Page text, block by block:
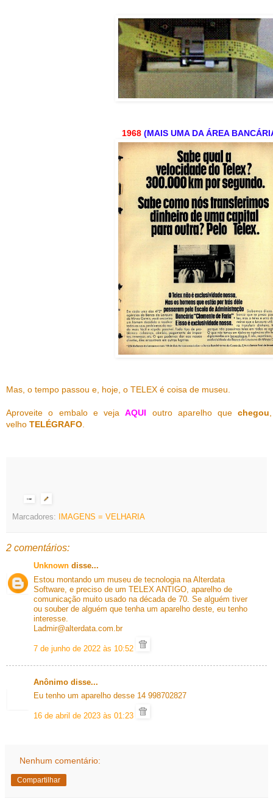
1968(MAIS UMA DA ÁREA
Mas, o tempo passou e, hoje, o TELEX é coisa de museu.
Aproveite o embalo e vejaAQUI outro aparelho quechegou
velho TELÉGRAFO
Marcadores: IMAGENS = VELHARIA
2 comentários:
Unknown disse...
Estou montando um museu de tecnologia na Alterdata
Software, e preciso de um TELEX ANTIGO, aparelho de
comunicação muito usado na década de 70. Se alguém tiver
ou souber de alguém que tenha um aparelho deste, eu tenho
interesse.
Ladmir@alterdata.com.br
7 de junho de 2022 às 10:52
Anônimo disse...
Eu tenho um aparelho desse 14 998702827
16 de abril de 2023 às 01:23
Nenhum comentário:
Compartilhar